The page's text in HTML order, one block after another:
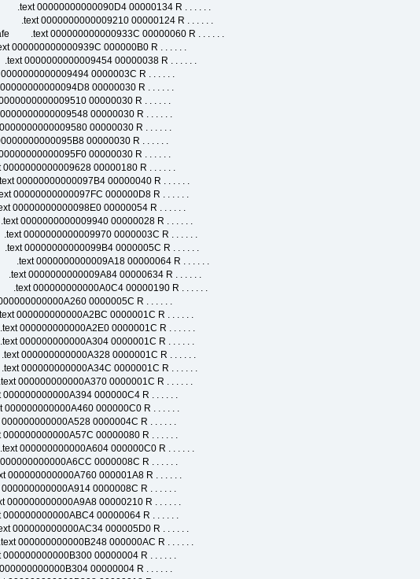
00000000000090D4 00000134 R . . . . . .
0000000000009210 00000124 R . . . . . .
.text 000000000000933C 00000060 R . . . . . .
000000B0 R . . . . . .
00000038 R . . . . . .
0000003C R . . . . . .
00000030 R . . . . . .
00000030 R . . . . . .
00000030 R . . . . . .
00000030 R . . . . . .
00000030 R . . . . . .
00000030 R . . . . . .
00000180 R . . . . . .
00000040 R . . . . . .
000000D8 R . . . . . .
00000054 R . . . . . .
00000028 R . . . . . .
0000003C R . . . . . .
0000005C R . . . . . .
0000000000009A18 00000064 R . . . . . .
0000000000009A84 00000634 R . . . . . .
000000000000A0C4 00000190 R . . . . . .
0000005C R . . . . . .
0000001C R . . . . . .
0000001C R . . . . . .
0000001C R . . . . . .
0000001C R . . . . . .
0000001C R . . . . . .
0000001C R . . . . . .
000000C4 R . . . . . .
000000C0 R . . . . . .
0000004C R . . . . . .
00000080 R . . . . . .
000000C0 R . . . . . .
0000008C R . . . . . .
000001A8 R . . . . . .
0000008C R . . . . . .
00000210 R . . . . . .
00000064 R . . . . . .
000005D0 R . . . . . .
000000AC R . . . . . .
00000004 R . . . . . .
00000004 R . . . . . .